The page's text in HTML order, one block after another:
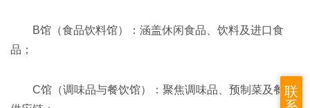
B馆（食品饮料馆）‌：涵盖休闲食品、饮料及进口食
品；
C馆（调味品与餐饮馆）‌：聚焦调味品、预制菜及餐饮
联